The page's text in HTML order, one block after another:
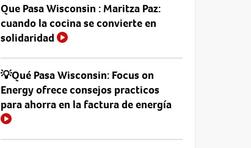
Que Pasa Wisconsin : Maritza Paz:
cuando la cocina se convierte en
solidaridad
💡Qué Pasa Wisconsin: Focus on
Energy ofrece consejos practicos
para ahorra en la factura de energía